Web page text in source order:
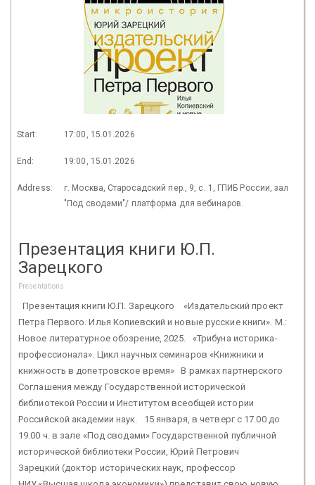
Start: 17:00, 15.01.2026
End: 19:00, 15.01.2026
Address:
г. Москва, Старосадский пер., 9, с. 1, ГПИБ России, зал
"Под сводами"/ платформа для вебинаров.
Презентация книги Ю.П.
Зарецкого
Presentations
Презентация книги Ю.П. Зарецкого «Издательский проект
Петра Первого. Илья Копиевский и новые русские книги». М.:
Новое литературное обозрение, 2025. «Трибуна историка-
профессионала». Цикл научных семинаров «Книжники и
книжность в допетровское время» В рамках партнерского
Соглашения между Государственной исторической
библиотекой России и Институтом всеобщей истории
Российской академии наук. 15 января, в четверг с 17.00 до
19.00 ч. в зале «Под сводами» Государственной публичной
исторической библиотеки России, Юрий Петрович
Зарецкий (доктор исторических наук, профессор